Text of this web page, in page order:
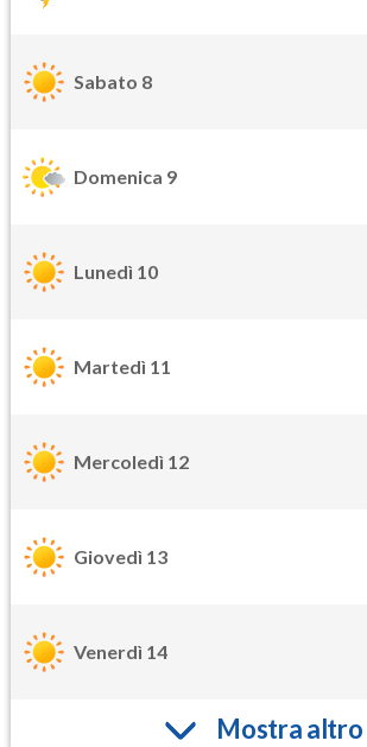
Sabato 8
Domenica 9
Lunedì 10
Martedì 11
Mercoledì 12
Giovedì 13
Venerdì 14
Mostra altro